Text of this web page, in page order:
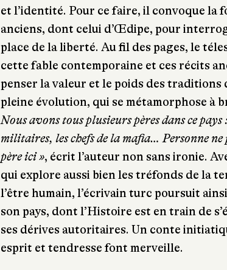
et l’identité. Pour ce faire, il convoque la
anciens, dont celui d’Œdipe, pour
place de la liberté. Au fil des pages, le
cette fable contemporaine et ces récits
penser la valeur et le poids des traditions
pleine évolution, qui se métamorphose à
Nous avons tous plusieurs pères dans ce
militaires, les chefs de la mafia… Personne
père ici », écrit l’auteur non sans ironie.
qui explore aussi bien les tréfonds de la
l’être humain, l’écrivain turc poursuit
son pays, dont l’Histoire est en train de
ses dérives autoritaires. Un conte
esprit et tendresse font merveille.